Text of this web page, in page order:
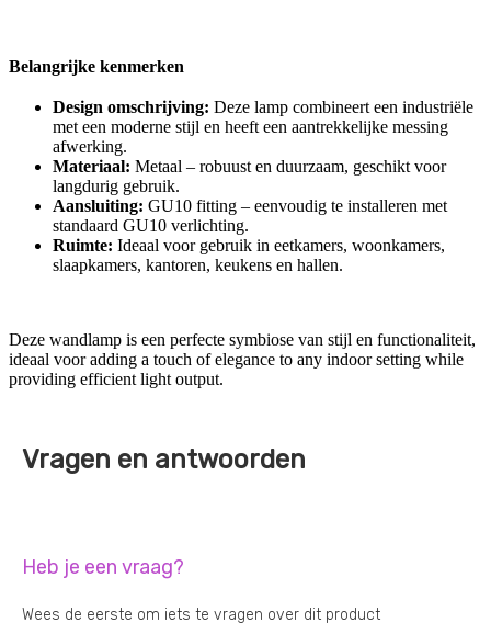
Belangrijke kenmerken
Design omschrijving: Deze lamp combineert een industriële
met een moderne stijl en heeft een aantrekkelijke messing
afwerking.
Materiaal: Metaal – robuust en duurzaam, geschikt voor
langdurig gebruik.
Aansluiting: GU10 fitting – eenvoudig te installeren met
standaard GU10 verlichting.
Ruimte: Ideaal voor gebruik in eetkamers, woonkamers,
slaapkamers, kantoren, keukens en hallen.
Deze wandlamp is een perfecte symbiose van stijl en functionaliteit,
ideaal voor adding a touch of elegance to any indoor setting while
providing efficient light output.
Vragen en antwoorden
Heb je een vraag?
Wees de eerste om iets te vragen over dit product